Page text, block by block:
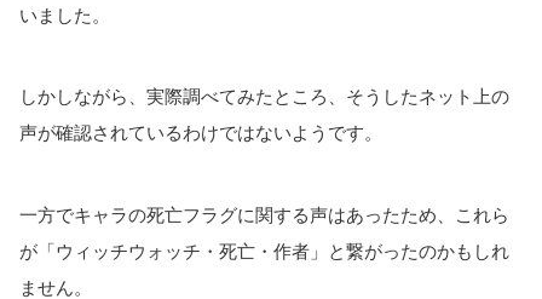
いました。
しかしながら、実際調べてみたところ、そうしたネット上の
声が確認されているわけではないようです。
一方でキャラの死亡フラグに関する声はあったため、これら
が「ウィッチウォッチ・死亡・作者」と繋がったのかもしれ
ません。